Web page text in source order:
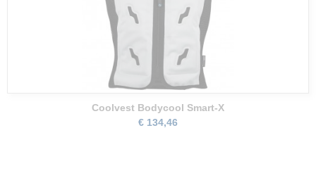
Coolvest Bodycool Smart-X
€ 134,46